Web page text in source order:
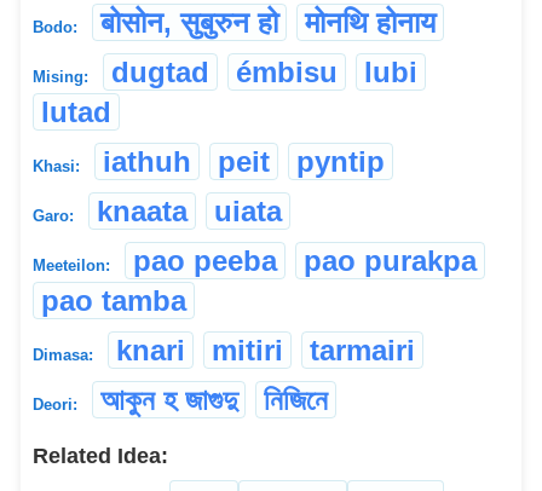
Bodo: बोसोन, सुबुरुन हो मोनथि होनाय
Mising: dugtad émbisu
lubi
lutad
Khasi: iathuh peit pyntip
Garo: knaata uiata
Meeteilon: pao peeba
pao purakpa
pao tamba
Dimasa: knari mitiri tarmairi
Deori: আকুন হ জাগুদু নিজিনে
Related Idea: